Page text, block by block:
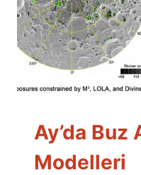
Ay’da Buz
Modelleri